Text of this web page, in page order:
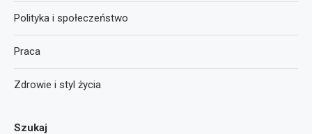
Szukaj
Polityka i społeczeństwo
Praca
Zdrowie i styl życia